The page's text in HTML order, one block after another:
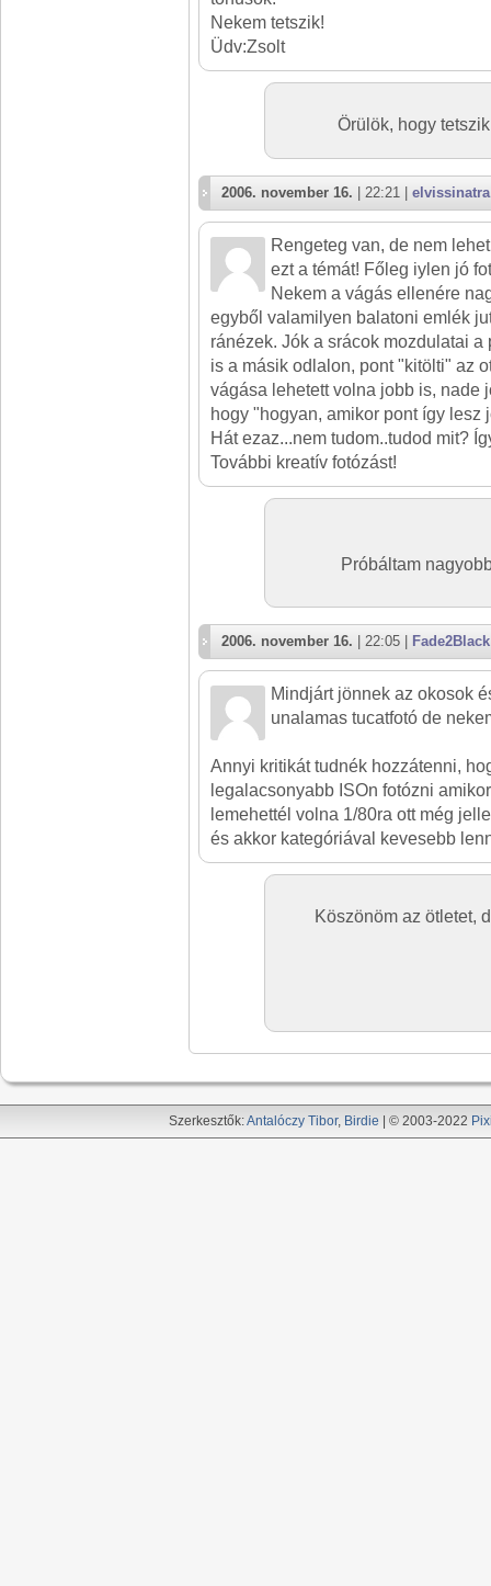
Nekem tetszik!
Üdv:Zsolt
Örülök, hogy
2006. november 16. | 22:21 | elvissinatra
Rengeteg van, de nem
ezt a témát! Főleg iylen jó
Nekem a vágás ellenére
egyből valamilyen balatoni emlék
ránézek. Jók a srácok mozdulatai a
is a másik odlalon, pont "kitölti" az
vágása lehetett volna jobb is, nade
hogy "hogyan, amikor pont így lesz
Hát ezaz...nem tudom..tudod mit?
További kreatív fotózást!
Próbáltam
2006. november 16. | 22:05 | Fade2Black
Mindjárt jönnek az okosok
unalamas tucatfotó de
Annyi kritikát tudnék hozzátenni,
legalacsonyabb ISOn fotózni
lemehettél volna 1/80ra ott még
és akkor kategóriával kevesebb
Köszönöm az ötletet,
Szerkesztők:Antalóczy Tibor, Birdie | © 2003-2022